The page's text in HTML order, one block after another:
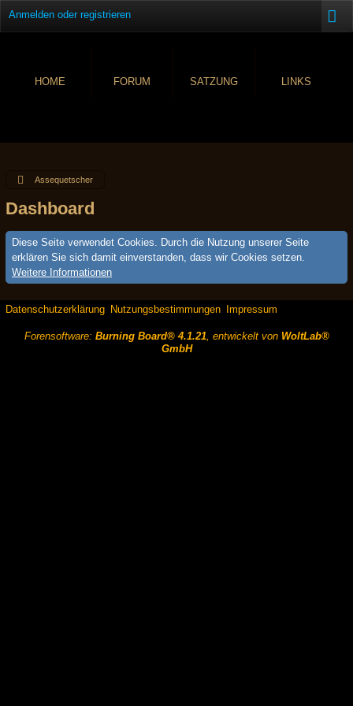
Anmelden oder registrieren
HOME FORUM SATZUNG LINKS
Assequetscher
Dashboard
Diese Seite verwendet Cookies. Durch die Nutzung unserer Seite
erklären Sie sich damit einverstanden, dass wir Cookies setzen.
Weitere Informationen
Datenschutzerklärung Nutzungsbestimmungen Impressum
Forensoftware: Burning Board® 4.1.21, entwickelt von WoltLab®
GmbH